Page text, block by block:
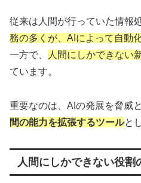
従来は人間が行っていた情報
務の多くが、AIによって自動
一方で、
人間にしかできない
ています。
重要なのは、AIの発展を脅威
間の能力を拡張するツールと
人間にしかできない役割